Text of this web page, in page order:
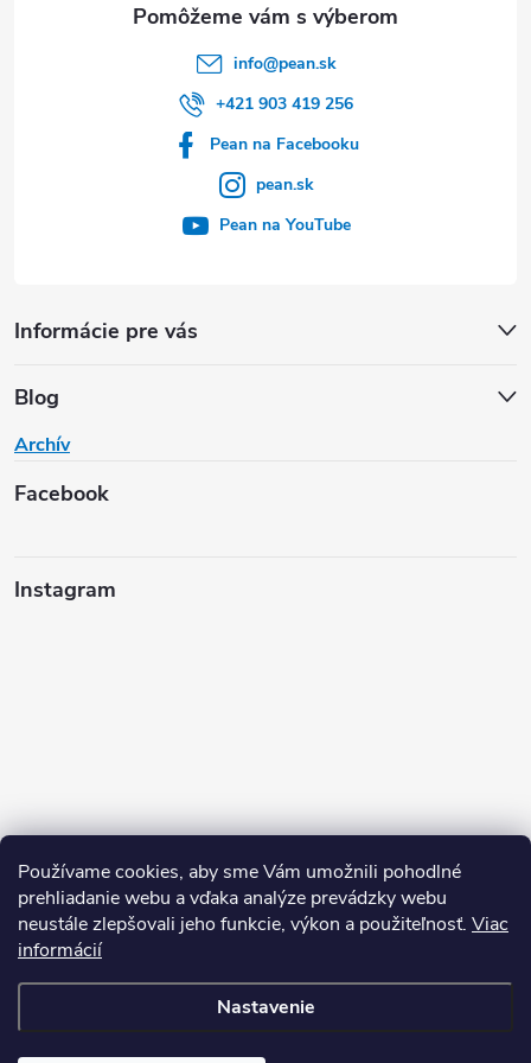
Používame cookies, aby sme Vám umožnili pohodlné
prehliadanie webu a vďaka analýze prevádzky webu
neustále zlepšovali jeho funkcie, výkon a použiteľnosť. Viac
informácií
Nastavenie
Informácie pre vás
Blog
Archív
Facebook
info@pean.sk
+421 903 419 256
Pean na Facebooku
pean.sk
Pean na YouTube
Instagram
Sledovať na Instagrame
. Všetky práva vyhradené.